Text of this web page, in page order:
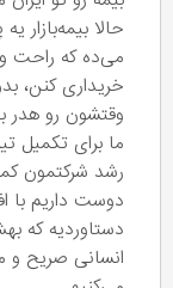
حالا بیمه‌بازار
می‌ده که راحت
خریداری کنن،
وقتشون رو هدر
ما برای تکمیل
رشد شرکتمون
دوست داریم با
دستاوردیه که
انسانی‌ صریح و